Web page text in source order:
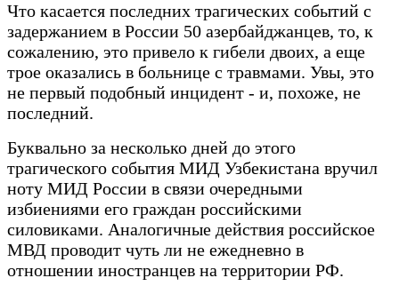
Что касается последних трагических событий с
задержанием в России 50 азербайджанцев, то, к
сожалению, это привело к гибели двоих, а еще
трое оказались в больнице с травмами. Увы, это
не первый подобный инцидент - и, похоже, не
последний.
Буквально за несколько дней до этого
трагического события МИД Узбекистана вручил
ноту МИД России в связи очередными
избиениями его граждан российскими
силовиками. Аналогичные действия российское
МВД проводит чуть ли не ежедневно в
отношении иностранцев на территории РФ.